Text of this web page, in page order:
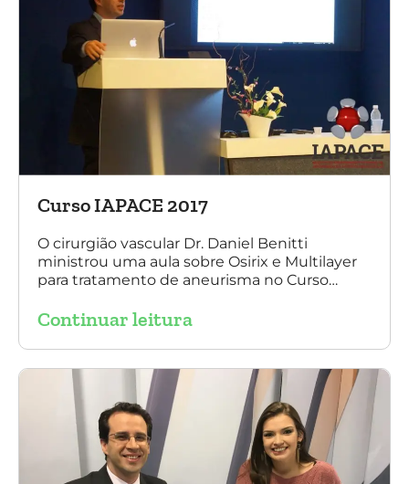
Curso IAPACE 2017
O cirurgião vascular Dr. Daniel Benitti
ministrou uma aula sobre Osirix e Multilayer
para tratamento de aneurisma no Curso
2017). Agradecemos a todos os participantes
Sergio Belczak pelo convite!
Continuar leitura